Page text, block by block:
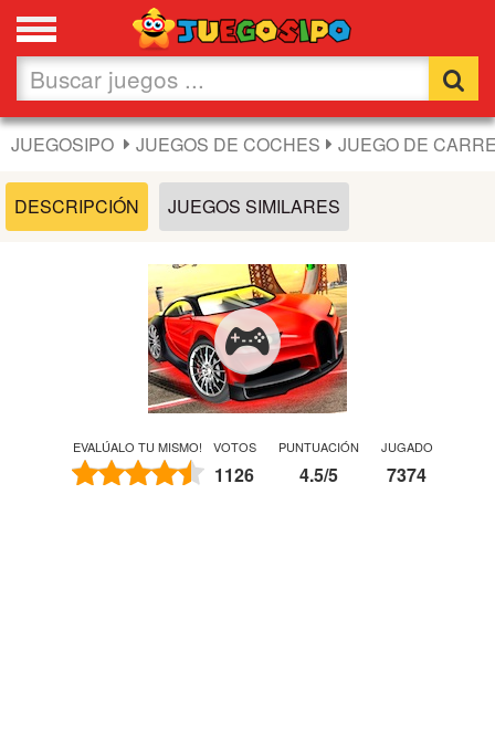
Favoritos
Nuevos
Flash
Acción
Chicas
Fútbol
JUEGOSIPO JUEGOS DE COCHES JUEGO DE
DESCRIPCIÓN JUEGOS SIMILARES
EVALÚALO TU MISMO! VOTOS
1126
PUNTUACIÓN
4.5/5
JUGADO
7374